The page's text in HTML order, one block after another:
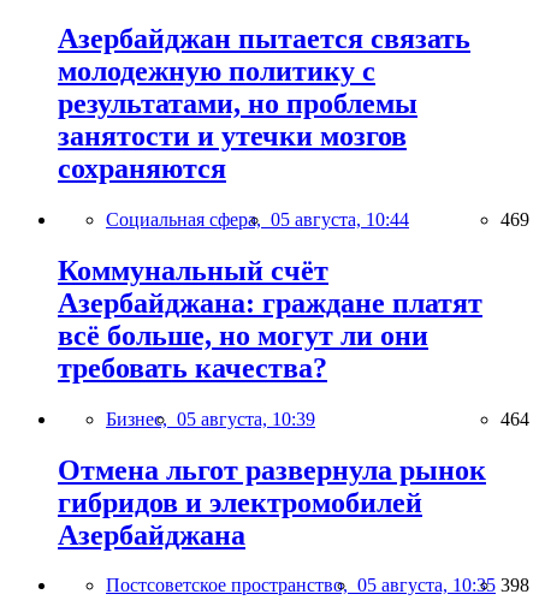
Азербайджан пытается связать
молодежную политику с
результатами, но проблемы
занятости и утечки мозгов
сохраняются
Социальная сфера, 05 августа, 10:44 469
Коммунальный счёт
Азербайджана: граждане платят
всё больше, но могут ли они
требовать качества?
Бизнес, 05 августа, 10:39 464
Отмена льгот развернула рынок
гибридов и электромобилей
Азербайджана
Постсоветское пространство, 05 августа, 10:35 398